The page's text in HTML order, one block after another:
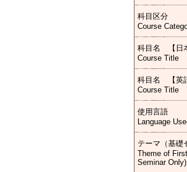
科目区分
Course
科目名 【日
Course Title
科目名 【英
Course Title
使用言語
Language
テーマ（基礎
Theme of
Seminar Only)